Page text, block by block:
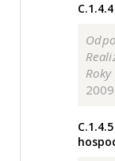
C.1.4.4
C.1.4.5